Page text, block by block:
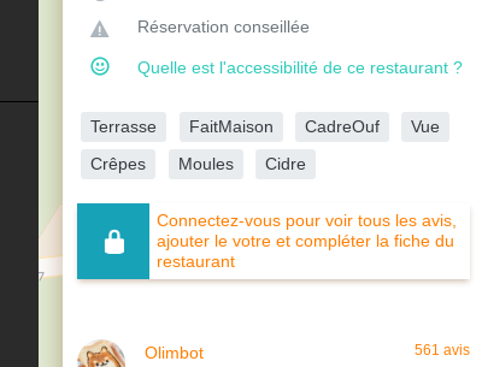
Réservation conseillée
Quelle est l'accessibilité de ce restaurant ?
Terrasse FaitMaison CadreOuf
Vue
Crêpes
Moules Cidre
Connectez-vous pour voir tous les avis,
ajouter le votre et compléter la fiche du
restaurant
Olimbot
561 avis